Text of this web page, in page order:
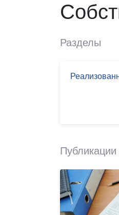
Разделы
Публикации